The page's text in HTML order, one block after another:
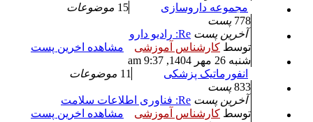
مجموعه داروسازی
15 موضوعات
778 پست
آخرین پست Re: رادیو دارو
توسط کارشناس آموزشی
مشاهده اخرین پست
شنبه 26 مهر 1404, 9:37 am
انفورماتیک پزشکی
11 موضوعات
833 پست
آخرین پست Re: فناوری اطلاعات سلامت
توسط کارشناس آموزشی
مشاهده اخرین پست